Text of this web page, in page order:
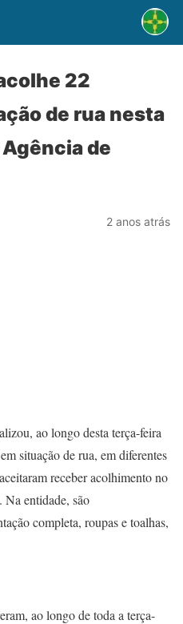
22
de rua nesta
de
2 anos atrás
ao longo desta terça-feira
situação de rua, em diferentes
receber acolhimento no
entidade, são
completa, roupas e toalhas,
ao longo de toda a terça-